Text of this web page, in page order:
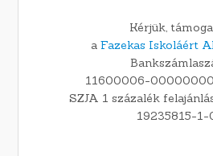
Kérjük,
a Fazekas Iskoláért
11600006-
SZJA 1 százalék
19235815-1-